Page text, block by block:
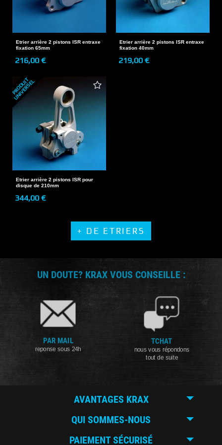
Etrier arrière 2 pistons ISR entraxe
fixation 65mm
216,00 €
Etrier arrière 2 pistons ISR entraxe
fixation 40mm
219,00 €
P
R
O
D
U
I
T
U
N
I
V
E
R
S
E
L
Etrier arrière 2 pistons ISR pour
disque de 210mm
344,00 €
+ DE ETRIERS
UN DOUTE? KRAX VOUS CONSEILLE :
PAR MAIL
reponse sous 24h
TCHAT
nous vous répondons
tout de suite
AVANTAGES KRAX
QUI SOMMES-NOUS
PAIEMENT SÉCURISÉ